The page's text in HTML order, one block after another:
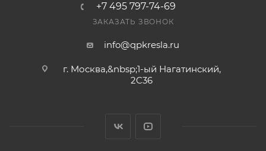
+7 495 797-74-69
ЗАКАЗАТЬ ЗВОНОК
info@qpkresla.ru
г. Москва,&nbsp;1-ый Нагатинский,
2C36